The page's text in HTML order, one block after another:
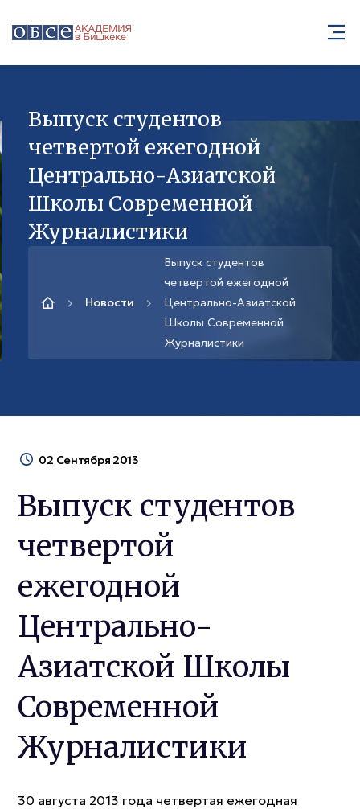
Выпуск студентов
четвертой ежегодной
Центрально-Азиатской
Школы Современной
Журналистики
Новости
Выпуск студентов
четвертой ежегодной
Центрально-Азиатской
Школы Современной
Журналистики
02 Сентября 2013
Выпуск студентов
четвертой
ежегодной
Центрально-
Азиатской Школы
Современной
Журналистики
30 августа 2013 года четвертая ежегодная